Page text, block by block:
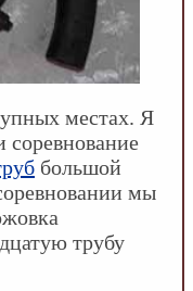
местах. Я
соревнование
большой
мы
трубу